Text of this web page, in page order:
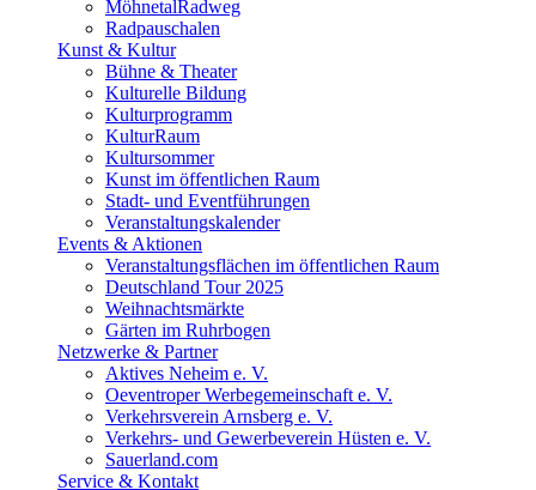
MöhnetalRadweg
Radpauschalen
Kunst & Kultur
Bühne & Theater
Kulturelle Bildung
Kulturprogramm
KulturRaum
Kultursommer
Kunst im öffentlichen Raum
Stadt- und Eventführungen
Veranstaltungskalender
Events & Aktionen
Veranstaltungsflächen im öffentlichen Raum
Deutschland Tour 2025
Weihnachtsmärkte
Gärten im Ruhrbogen
Netzwerke & Partner
Aktives Neheim e. V.
Oeventroper Werbegemeinschaft e. V.
Verkehrsverein Arnsberg e. V.
Verkehrs- und Gewerbeverein Hüsten e. V.
Sauerland.com
Service & Kontakt